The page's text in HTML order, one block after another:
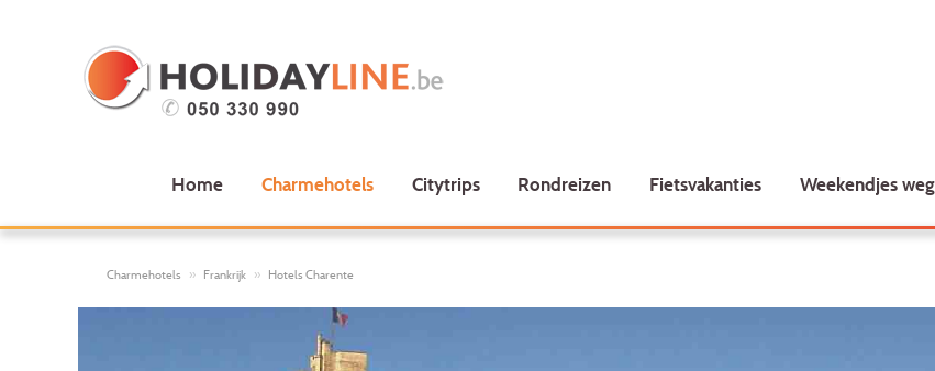
Home Charmehotels Citytrips Rondreizen Fietsvakanties Weekendjes weg
Charmehotels Frankrijk Hotels Charente